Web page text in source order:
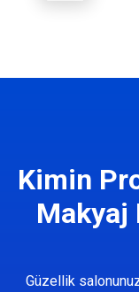
Kimin
Makyaj
Güzellik